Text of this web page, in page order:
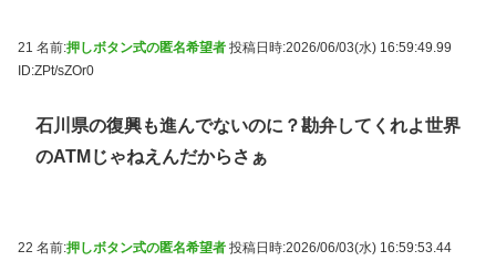
21 名前:押しボタン式の匿名希望者 投稿日時:2026/06/03(水) 16:59:49.99
ID:ZPt/sZOr0
石川県の復興も進んでないのに？勘弁してくれよ世界
のATMじゃねえんだからさぁ
22 名前:押しボタン式の匿名希望者 投稿日時:2026/06/03(水) 16:59:53.44